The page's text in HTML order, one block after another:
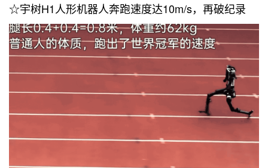
☆宇树H1人形机器人奔跑速度达10m/s，再破纪录